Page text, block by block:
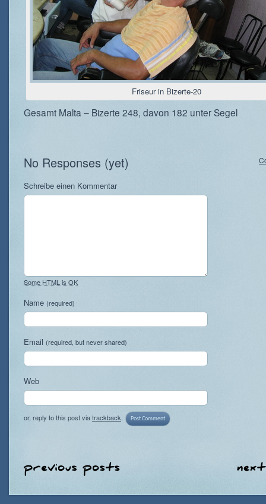
Friseur in Bizerte-20
Gesamt Malta – Bizerte 248, davon 182 unter Segel
No Responses (yet)
Schreibe einen Kommentar
Some HTML is OK
Name (required)
Email (required, but never shared)
Web
or, reply to this post viatrackback